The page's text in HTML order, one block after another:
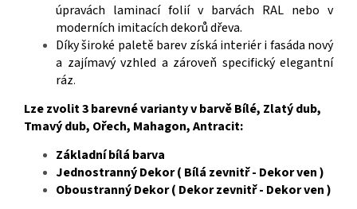
úpravách laminací folií v barvách RAL nebo v
moderních imitacích dekorů dřeva.
Díky široké paletě barev získá interiér i fasáda nový
a zajímavý vzhled a zároveň specifický elegantní
ráz.
Lze zvolit 3 barevné varianty v barvě Bílé, Zlatý dub,
Tmavý dub, Ořech, Mahagon, Antracit:
Základní bílá barva
Jednostranný Dekor ( Bílá zevnitř - Dekor ven )
Oboustranný Dekor ( Dekor zevnitř - Dekor ven )